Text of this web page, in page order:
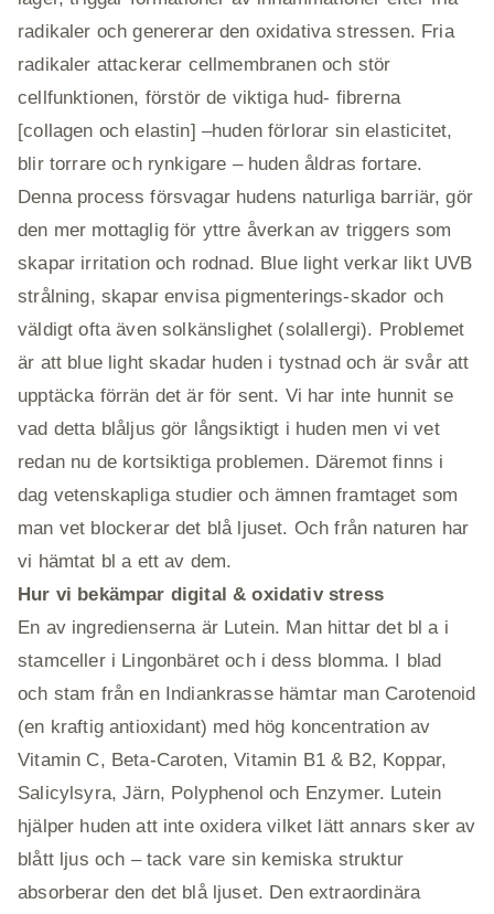
radikaler och genererar den oxidativa stressen. Fria
radikaler attackerar cellmembranen och stör
cellfunktionen, förstör de viktiga hud- fibrerna
[collagen och elastin] –huden förlorar sin elasticitet,
blir torrare och rynkigare – huden åldras fortare.
Denna process försvagar hudens naturliga barriär, gör
den mer mottaglig för yttre åverkan av triggers som
skapar irritation och rodnad. Blue light verkar likt UVB
strålning, skapar envisa pigmenterings-skador och
väldigt ofta även solkänslighet (solallergi). Problemet
är att blue light skadar huden i tystnad och är svår att
upptäcka förrän det är för sent. Vi har inte hunnit se
vad detta blåljus gör långsiktigt i huden men vi vet
redan nu de kortsiktiga problemen. Däremot finns i
dag vetenskapliga studier och ämnen framtaget som
man vet blockerar det blå ljuset. Och från naturen har
vi hämtat bl a ett av dem.
Hur vi bekämpar digital & oxidativ stress
En av ingredienserna är Lutein. Man hittar det bl a i
stamceller i Lingonbäret och i dess blomma. I blad
och stam från en Indiankrasse hämtar man Carotenoid
(en kraftig antioxidant) med hög koncentration av
Vitamin C, Beta-Caroten, Vitamin B1 & B2, Koppar,
Salicylsyra, Järn, Polyphenol och Enzymer. Lutein
hjälper huden att inte oxidera vilket lätt annars sker av
blått ljus och – tack vare sin kemiska struktur
absorberar den det blå ljuset. Den extraordinära